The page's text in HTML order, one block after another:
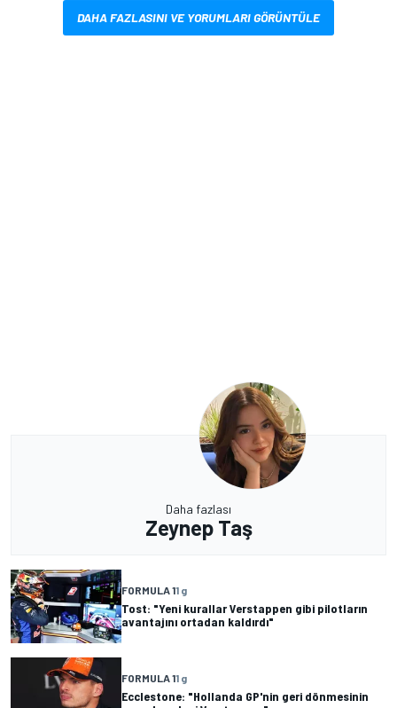
DAHA FAZLASINI VE YORUMLARI GÖRÜNTÜLE
Daha fazlası
Zeynep Taş
FORMULA 11 g
Tost: "Yeni kurallar Verstappen gibi pilotların
avantajını ortadan kaldırdı"
FORMULA 11 g
Ecclestone: "Hollanda GP'nin geri dönmesinin